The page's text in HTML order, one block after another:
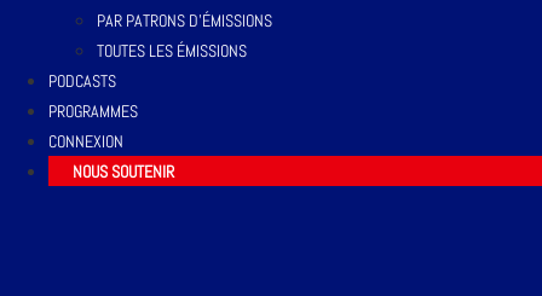
PAR PATRONS D’ÉMISSIONS
TOUTES LES ÉMISSIONS
PODCASTS
PROGRAMMES
CONNEXION
NOUS SOUTENIR